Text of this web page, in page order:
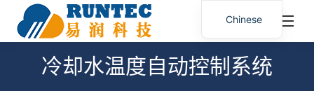
冷却水温度自动控制系统
您在这里：
Chinese